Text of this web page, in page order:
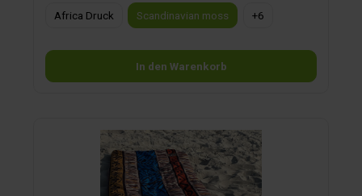
Africa Druck
Scandinavian moss +6
In den Warenkorb